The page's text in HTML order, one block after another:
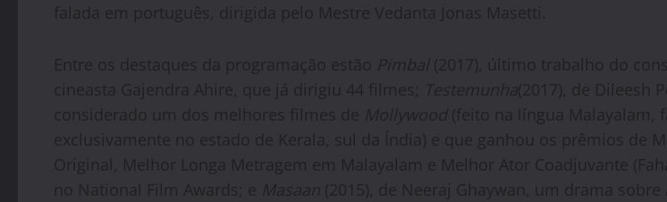
falada em português, dirigida pelo Mestre Vedanta Jonas Masetti.
Entre os destaques da programação estão Pimbal(2017), último trabalho do
cineasta Gajendra Ahire, que já dirigiu 44 filmes; Testemunha(2017), de Dileesh
considerado um dos melhores filmes de Mollywood(feito na língua Malayalam,
exclusivamente no estado de Kerala, sul da Índia) e que ganhou os prêmios de
Original, Melhor Longa Metragem em Malayalam e Melhor Ator Coadjuvante
no National Film Awards; e Masaan (2015), de Neeraj Ghaywan, um drama sobre